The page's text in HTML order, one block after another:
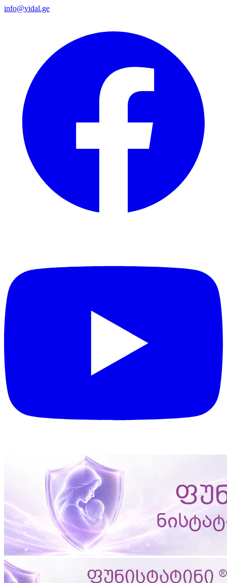
info@vidal.ge